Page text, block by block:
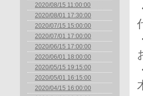
2020/08/15 11:00:00
2020/08/01 17:30:00
2020/07/15 15:00:00
2020/07/01 17:00:00
2020/06/15 17:00:00
2020/06/01 18:00:00
2020/05/15 19:15:00
2020/05/01 16:15:00
2020/04/15 16:00:00